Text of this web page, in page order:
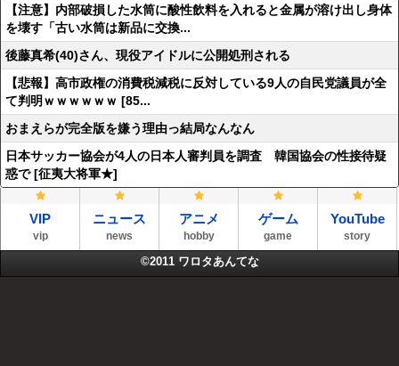
【注意】内部破損した水筒に酸性飲料を入れると金属が溶け出し身体
を壊す「古い水筒は新品に交換...
後藤真希(40)さん、現役アイドルに公開処刑される
【悲報】高市政権の消費税減税に反対している9人の自民党議員が全
て判明ｗｗｗｗｗｗ [85...
おまえらが完全版を嫌う理由っ結局なんなん
日本サッカー協会が4人の日本人審判員を調査 韓国協会の性接待疑
惑で [征夷大将軍★]
VIP
vip
ニュース
news
アニメ
hobby
ゲーム
game
YouTube
story
©2011 ワロタあんてな